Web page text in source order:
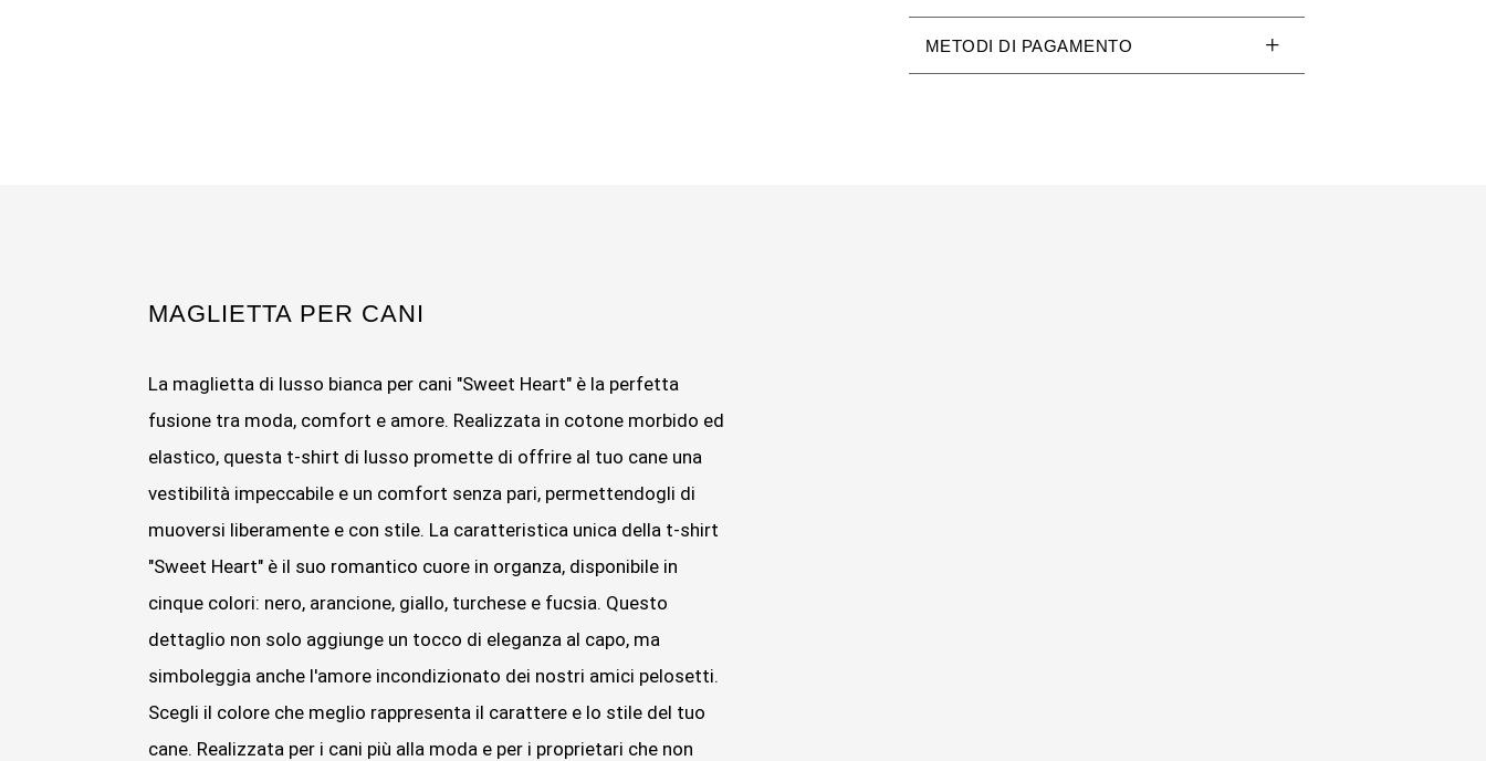
METODI DI PAGAMENTO
MAGLIETTA PER CANI
La maglietta di lusso bianca per cani "Sweet Heart" è la perfetta
fusione tra moda, comfort e amore. Realizzata in cotone morbido ed
elastico, questa t-shirt di lusso promette di offrire al tuo cane una
vestibilità impeccabile e un comfort senza pari, permettendogli di
muoversi liberamente e con stile. La caratteristica unica della t-shirt
"Sweet Heart" è il suo romantico cuore in organza, disponibile in
cinque colori: nero, arancione, giallo, turchese e fucsia. Questo
dettaglio non solo aggiunge un tocco di eleganza al capo, ma
simboleggia anche l'amore incondizionato dei nostri amici pelosetti.
Scegli il colore che meglio rappresenta il carattere e lo stile del tuo
cane. Realizzata per i cani più alla moda e per i proprietari che non